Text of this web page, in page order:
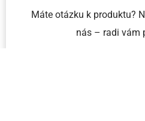
Máte otázku k produktu?
nás – radi vám